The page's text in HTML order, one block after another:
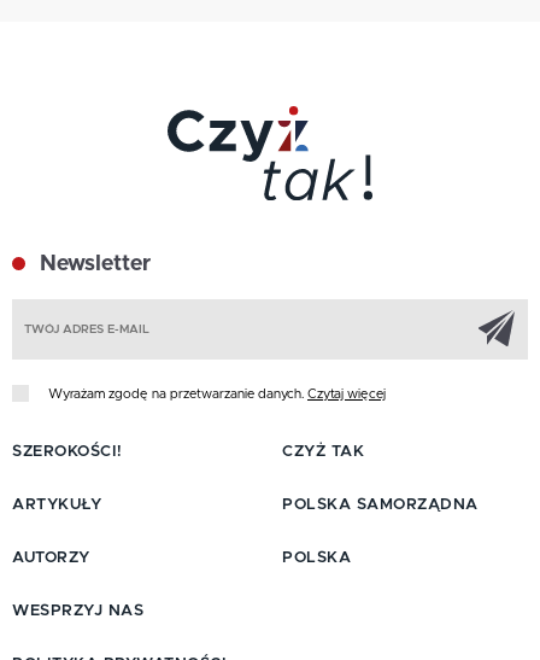
Newsletter
Wyrażam zgodę na przetwarzanie danych. Czytaj więcej
SZEROKOŚCI!
ARTYKUŁY
AUTORZY
CZYŻ TAK
POLSKA SAMORZĄDNA
POLSKA
WESPRZYJ NAS